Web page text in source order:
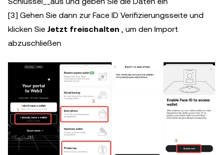
[3] Gehen Sie dann zur Face ID Verifizierungsseite und
klicken Sie Jetzt freischalten , um den Import
abzuschließen